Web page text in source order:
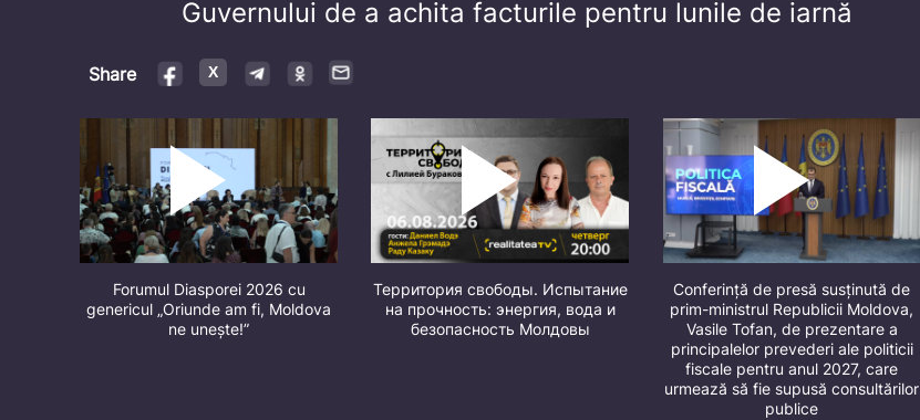
Guvernului de a achita facturile pentru lunile de iarnă
Share
Forumul Diasporei 2026 cu
genericul „Oriunde am fi, Moldova
ne unește!”
Территория свободы. Испытание
на прочность: энергия, вода и
безопасность Молдовы
Conferință de presă susținută de
prim-ministrul Republicii Moldova,
Vasile Tofan, de prezentare a
principalelor prevederi ale politicii
fiscale pentru anul 2027, care
urmează să fie supusă consultărilor
publice